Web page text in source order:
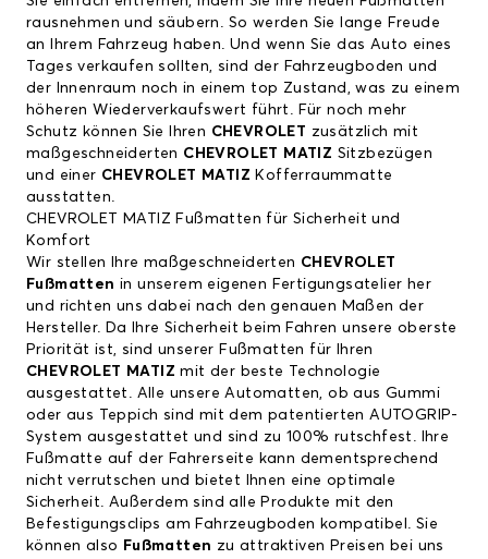
rausnehmen und säubern. So werden Sie lange Freude
an Ihrem Fahrzeug haben. Und wenn Sie das Auto eines
Tages verkaufen sollten, sind der Fahrzeugboden und
der Innenraum noch in einem top Zustand, was zu einem
höheren Wiederverkaufswert führt. Für noch mehr
Schutz können Sie Ihren CHEVROLET zusätzlich mit
maßgeschneiderten CHEVROLET MATIZ Sitzbezügen
und einer CHEVROLET MATIZ Kofferraummatte
ausstatten.
CHEVROLET MATIZ Fußmatten für Sicherheit und
Komfort
Wir stellen Ihre maßgeschneiderten CHEVROLET
Fußmatten in unserem eigenen Fertigungsatelier her
und richten uns dabei nach den genauen Maßen der
Hersteller. Da Ihre Sicherheit beim Fahren unsere oberste
Priorität ist, sind unserer Fußmatten für Ihren
CHEVROLET MATIZ mit der beste Technologie
ausgestattet. Alle unsere Automatten, ob aus Gummi
oder aus Teppich sind mit dem patentierten AUTOGRIP-
System ausgestattet und sind zu 100% rutschfest. Ihre
Fußmatte auf der Fahrerseite kann dementsprechend
nicht verrutschen und bietet Ihnen eine optimale
Sicherheit. Außerdem sind alle Produkte mit den
Befestigungsclips am Fahrzeugboden kompatibel. Sie
können also Fußmatten zu attraktiven Preisen bei uns